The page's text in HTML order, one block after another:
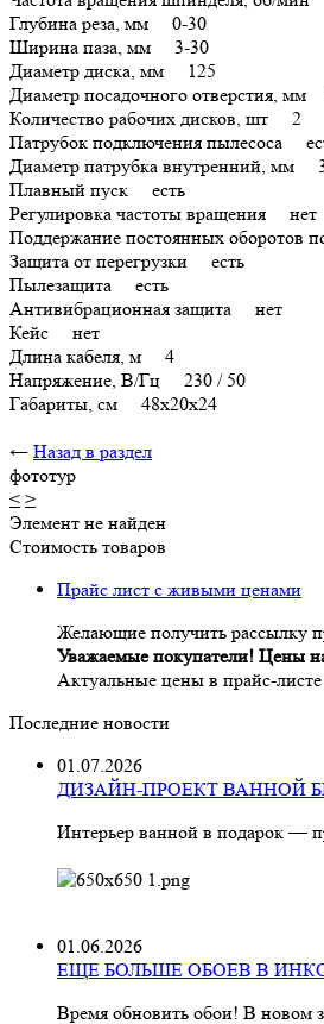
Глубина реза, мм 0-30
Ширина паза, мм 3-30
Диаметр диска, мм 125
Диаметр посадочного отверстия,
Количество рабочих дисков, шт 2
Патрубок подключения пылесоса
Диаметр патрубка внутренний, мм
Плавный пуск есть
Регулировка частоты вращения нет
Поддержание постоянных оборотов
Защита от перегрузки есть
Пылезащита есть
Антивибрационная защита нет
Кейс нет
Длина кабеля, м 4
Напряжение, В/Гц 230 / 50
Габариты, см 48x20x24
← Назад в раздел
фототур
< >
Элемент не найден
Стоимость товаров
Прайс лист с живыми ценами
Желающие получить рассылку
Уважаемые покупатели! Цены
Актуальные цены в прайс-
Последние новости
01.07.2026
ДИЗАЙН-ПРОЕКТ ВАННОЙ
Интерьер ванной в подарок —
01.06.2026
ЕЩЕ БОЛЬШЕ ОБОЕВ В
Время обновить обои! В новом